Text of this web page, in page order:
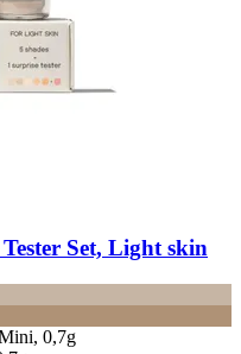
Set, Light skin
0,7g